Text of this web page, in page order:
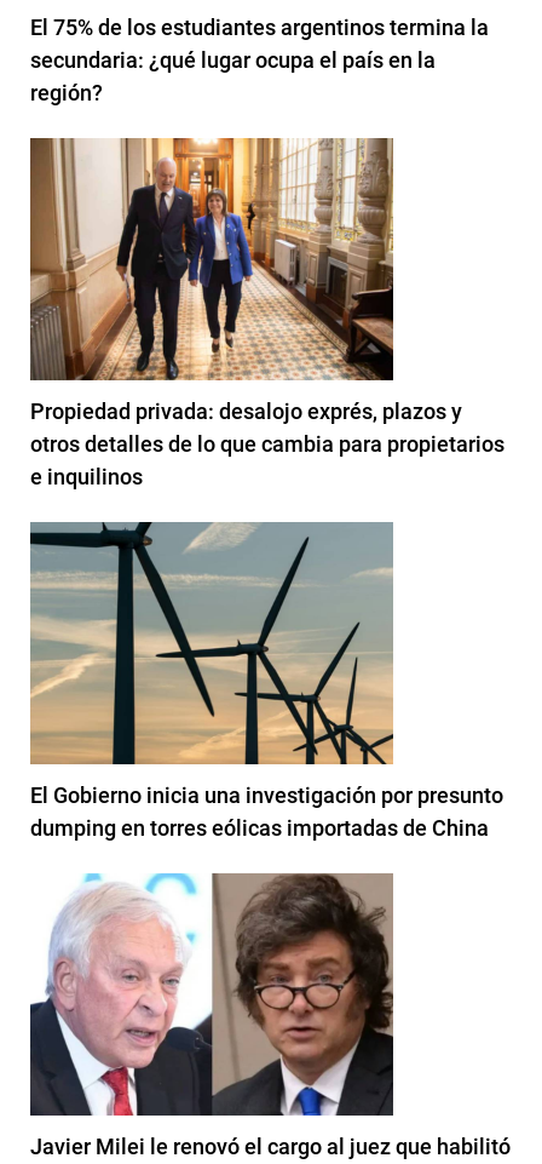
El 75% de los estudiantes argentinos termina la
secundaria: ¿qué lugar ocupa el país en la
región?
Propiedad privada: desalojo exprés, plazos y
otros detalles de lo que cambia para propietarios
e inquilinos
El Gobierno inicia una investigación por presunto
dumping en torres eólicas importadas de China
Javier Milei le renovó el cargo al juez que habilitó